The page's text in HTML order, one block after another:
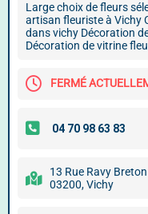
Large choix de fleurs
artisan fleuriste à Vichy
dans vichy Décoration
Décoration de vitrine
FERMÉ
13 Rue Ravy Breton
03200, Vichy